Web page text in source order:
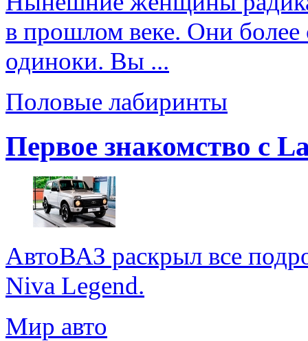
в прошлом веке. Они более
одиноки. Вы ...
Половые лабиринты
Первое знакомство с
АвтоВАЗ раскрыл все
Niva Legend.
Мир авто